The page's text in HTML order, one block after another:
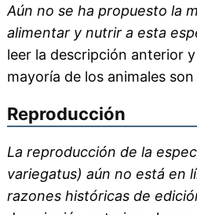
Aún no se ha propuesto la
alimentar y nutrir a esta
leer la descripción anterior
mayoría de los animales
Reproducción
La reproducción de la
variegatus) aún no está en
razones históricas de